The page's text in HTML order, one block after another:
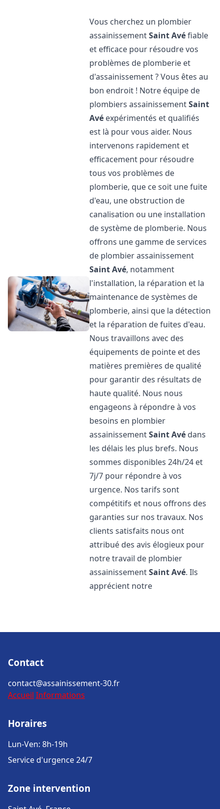
Vous cherchez un plombier
assainissementSaint Avéfiable
et efficace pour résoudre vos
problèmes de plomberie et
d'assainissement ? Vous êtes au
bon endroit ! Notre équipe de
plombiers assainissementSaint
Avé expérimentés et qualifiés
est là pour vous aider. Nous
intervenons rapidement et
efficacement pour résoudre
tous vos problèmes de
plomberie, que ce soit une fuite
d'eau, une obstruction de
canalisation ou une installation
de système de plomberie. Nous
offrons une gamme de services
de plombier assainissement
Saint Avé, notamment
l'installation, la réparation et la
maintenance de systèmes de
plomberie, ainsi que la détection
et la réparation de fuites d'eau.
Nous travaillons avec des
équipements de pointe et des
matières premières de qualité
pour garantir des résultats de
haute qualité. Nous nous
engageons à répondre à vos
besoins en plombier
assainissementSaint Avé dans
les délais les plus brefs. Nous
sommes disponibles 24h/24 et
7j/7 pour répondre à vos
urgence. Nos tarifs sont
compétitifs et nous offrons des
garanties sur nos travaux. Nos
clients satisfaits nous ont
attribué des avis élogieux pour
notre travail de plombier
assainissementSaint Avé. Ils
apprécient notre
Contact
contact@assainissement-30.fr
Accueil Informations
Horaires
Lun-Ven: 8h-19h
Service d'urgence 24/7
Zone intervention